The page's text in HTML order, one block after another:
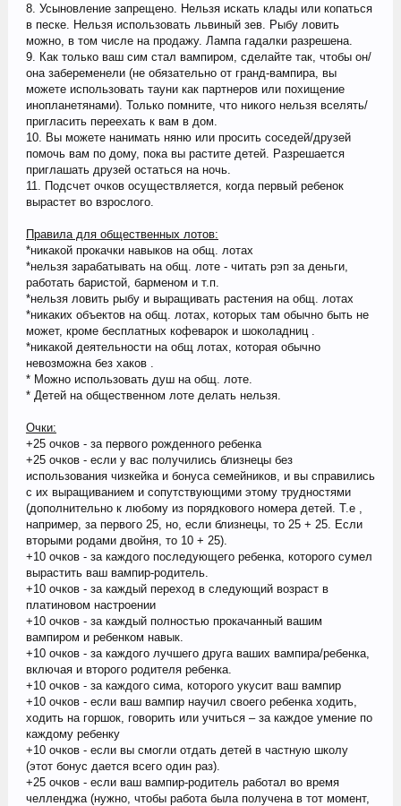
8. Усыновление запрещено. Нельзя искать клады или копаться
в песке. Нельзя использовать львиный зев. Рыбу ловить
можно, в том числе на продажу. Лампа гадалки разрешена.
9. Как только ваш сим стал вампиром, сделайте так, чтобы он/
она забеременели (не обязательно от гранд-вампира, вы
можете использовать тауни как партнеров или похищение
инопланетянами). Только помните, что никого нельзя вселять/
пригласить переехать к вам в дом.
10. Вы можете нанимать няню или просить соседей/друзей
помочь вам по дому, пока вы растите детей. Разрешается
приглашать друзей остаться на ночь.
11. Подсчет очков осуществляется, когда первый ребенок
вырастет во взрослого.
Правила для общественных лотов:
*никакой прокачки навыков на общ. лотах
*нельзя зарабатывать на общ. лоте - читать рэп за деньги,
работать баристой, барменом и т.п.
*нельзя ловить рыбу и выращивать растения на общ. лотах
*никаких объектов на общ. лотах, которых там обычно быть не
может, кроме бесплатных кофеварок и шоколадниц .
*никакой деятельности на общ лотах, которая обычно
невозможна без хаков .
* Можно использовать душ на общ. лоте.
* Детей на общественном лоте делать нельзя.
Очки:
+25 очков - за первого рожденного ребенка
+25 очков - если у вас получились близнецы без
использования чизкейка и бонуса семейников, и вы справились
с их выращиванием и сопутствующими этому трудностями
(дополнительно к любому из порядкового номера детей. Т.е ,
например, за первого 25, но, если близнецы, то 25 + 25. Если
вторыми родами двойня, то 10 + 25).
+10 очков - за каждого последующего ребенка, которого сумел
вырастить ваш вампир-родитель.
+10 очков - за каждый переход в следующий возраст в
платиновом настроении
+10 очков - за каждый полностью прокачанный вашим
вампиром и ребенком навык.
+10 очков - за каждого лучшего друга ваших вампира/ребенка,
включая и второго родителя ребенка.
+10 очков - за каждого сима, которого укусит ваш вампир
+10 очков - если ваш вампир научил своего ребенка ходить,
ходить на горшок, говорить или учиться – за каждое умение по
каждому ребенку
+10 очков - если вы смогли отдать детей в частную школу
(этот бонус дается всего один раз).
+25 очков - если ваш вампир-родитель работал во время
челленджа (нужно, чтобы работа была получена в тот момент,